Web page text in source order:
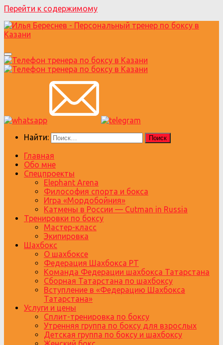
Перейти к содержимому
Найти:
Главная
Обо мне
Спецпроекты
Elephant Arena
Философия спорта и бокса
Игра «Мордобойния»
Катмены в России — Cutman in Russia
Тренировки по боксу
Мастер-класс
Экипировка
Шахбокс
О шахбоксе
Федерация Шахбокса РТ
Команда Федерации шахбокса Татарстана
Сборная Татарстана по шахбоксу
Вступление в «Федерацию Шахбокса
Татарстана»
Услуги и цены
Сплит-тренировка по боксу
Утренняя группа по боксу для взрослых
Детская группа по боксу и шахбоксу